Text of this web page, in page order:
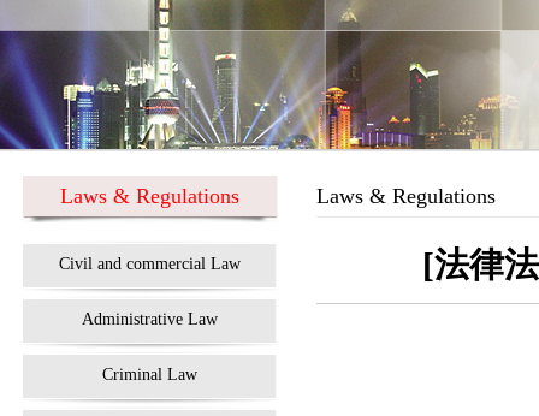
Laws & Regulations
Civil and commercial Law
Administrative Law
Criminal Law
Laws & Regulations
[法律